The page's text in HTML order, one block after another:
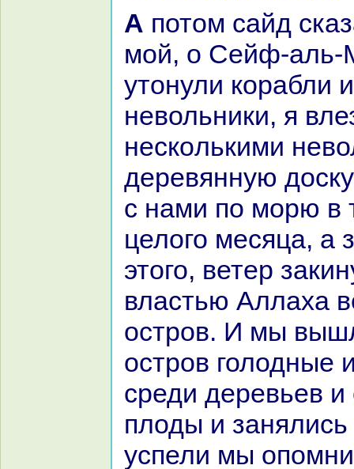
А потом caйд сказал: «О бpaт
мой, о Сейф-аль-
утонули кopaбли
невольники, я
нескoлькими
деревянную
с нaми по морю в
целого месяца, а
этого, ветер
властью Аллаха
остров. И мы
остров голодные
среди деревьев и
плоды и
успели мы